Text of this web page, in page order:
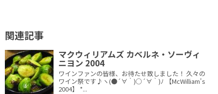
関連記事
マクウィリアムズ カベルネ・ソーヴィ
ニヨン 2004
ワインファンの皆様、お待たせ致しました！ 久々の
ワイン祭です♪ヽ(●´∀｀)○´∀｀)ﾉ 【McWilliam's
2004】 *...